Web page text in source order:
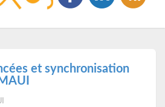
et synchronisation